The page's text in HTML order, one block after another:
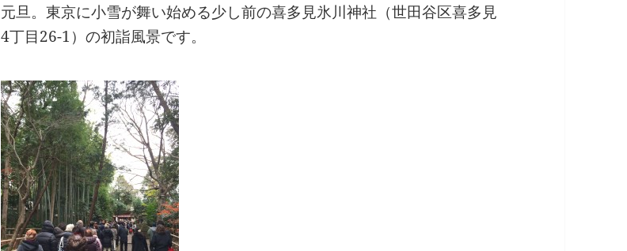
元旦。東京に小雪が舞い始める少し前の喜多見氷川神社（世田谷区喜多見
4丁目26-1）の初詣風景です。